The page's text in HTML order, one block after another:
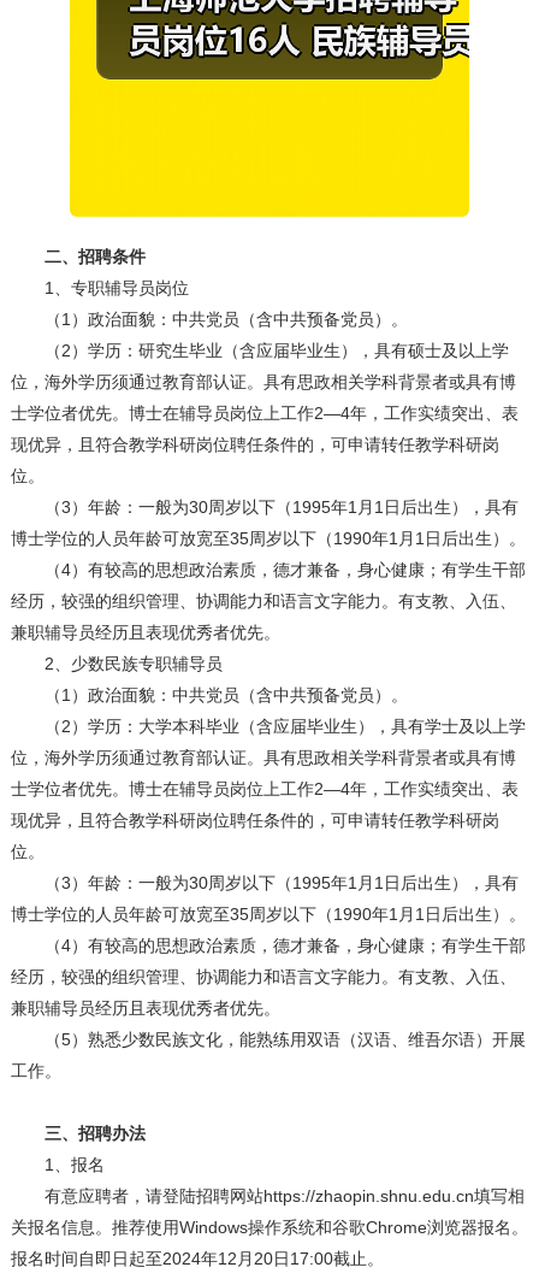
二、招聘条件
1、专职辅导员岗位
（1）政治面貌：中共党员（含中共预备党员）。
（2）学历：研究生毕业（含应届毕业生），具有硕士及以上学
位，海外学历须通过教育部认证。具有思政相关学科背景者或具有博
士学位者优先。博士在辅导员岗位上工作2—4年，工作实绩突出、表
现优异，且符合教学科研岗位聘任条件的，可申请转任教学科研岗
位。
（3）年龄：一般为30周岁以下（1995年1月1日后出生），具有
博士学位的人员年龄可放宽至35周岁以下（1990年1月1日后出生）。
（4）有较高的思想政治素质，德才兼备，身心健康；有学生干部
经历，较强的组织管理、协调能力和语言文字能力。有支教、入伍、
兼职辅导员经历且表现优秀者优先。
2、少数民族专职辅导员
（1）政治面貌：中共党员（含中共预备党员）。
（2）学历：大学本科毕业（含应届毕业生），具有学士及以上学
位，海外学历须通过教育部认证。具有思政相关学科背景者或具有博
士学位者优先。博士在辅导员岗位上工作2—4年，工作实绩突出、表
现优异，且符合教学科研岗位聘任条件的，可申请转任教学科研岗
位。
（3）年龄：一般为30周岁以下（1995年1月1日后出生），具有
博士学位的人员年龄可放宽至35周岁以下（1990年1月1日后出生）。
（4）有较高的思想政治素质，德才兼备，身心健康；有学生干部
经历，较强的组织管理、协调能力和语言文字能力。有支教、入伍、
兼职辅导员经历且表现优秀者优先。
（5）熟悉少数民族文化，能熟练用双语（汉语、维吾尔语）开展
工作。
三、招聘办法
1、报名
有意应聘者，请登陆招聘网站https://zhaopin.shnu.edu.cn填写相
关报名信息。推荐使用Windows操作系统和谷歌Chrome浏览器报名。
报名时间自即日起至2024年12月20日17:00截止。